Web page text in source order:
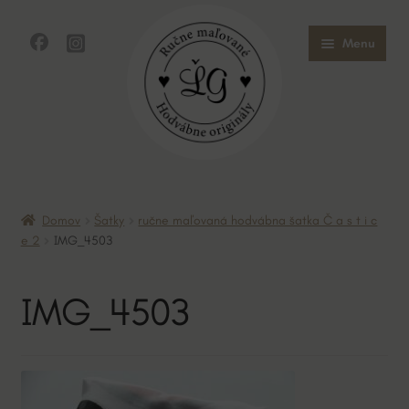
Menu
Obchod
O hodvábe
Domov Šatky
ručne maľovaná hodvábna šatka Č a s t i c
e 2
IMG_4503
IMG_4503